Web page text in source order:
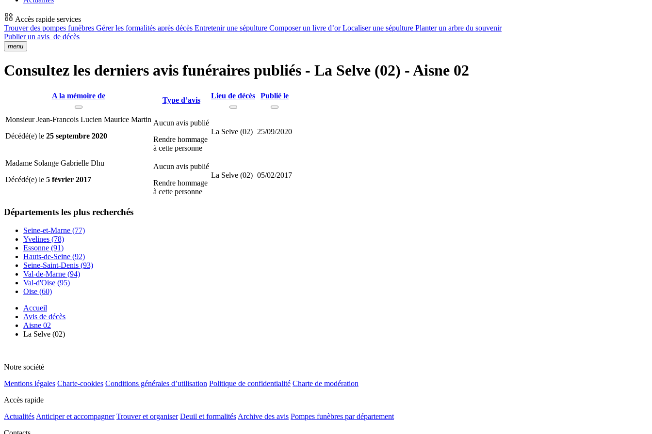
Accès rapide services
Trouver des pompes funèbres Gérer les formalités après décès Entretenir une sépulture Composer un livre d’orLocaliser une sépulture Planter un arbre du souvenir
Publier un avis de décès
menu
Consultez les derniers avis funéraires publiés - La Selve (02) - Aisne 02
A la mémoire de
Type d’avis
Lieu de décès Publié le
Monsieur Jean-Francois Lucien Maurice Martin
Décédé(e) le 25 septembre 2020
Aucun avis publié
Rendre hommage
à cette personne
La Selve (02) 25/09/2020
Madame Solange Gabrielle Dhu
Décédé(e) le 5 février 2017
Aucun avis publié
Rendre hommage
à cette personne
La Selve (02) 05/02/2017
Départements les plus recherchés
Seine-et-Marne (77)
Yvelines (78)
Essonne (91)
Hauts-de-Seine (92)
Seine-Saint-Denis (93)
Val-de-Marne (94)
Val-d'Oise (95)
Oise (60)
Accueil
Avis de décès
Aisne 02
La Selve (02)
Notre société
Mentions légales Charte-cookies Conditions générales d’utilisation Politique de confidentialité Charte de modération
Accès rapide
Actualités Anticiper et accompagner Trouver et organiser Deuil et formalités Archive des avis Pompes funèbres par département